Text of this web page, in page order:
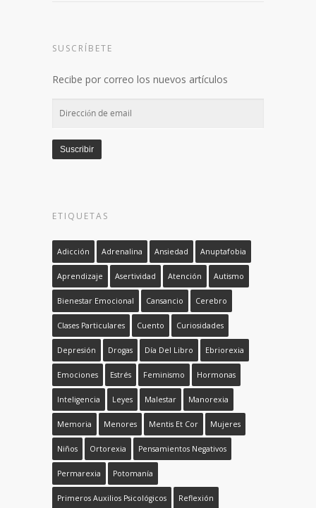
SUSCRÍBETE
Recibe por correo los nuevos artículos
Dirección
email
Suscribir
ETIQUETAS
Adicción Adrenalina Ansiedad Anuptafobia
Aprendizaje Asertividad Atención Autismo
Bienestar Emocional Cansancio Cerebro
Clases Particulares Cuento Curiosidades
Depresión Drogas Día Del Libro Ebriorexia
Emociones Estrés Feminismo Hormonas
Inteligencia Leyes Malestar Manorexia
Memoria Menores Mentis Et Cor Mujeres
Niños Ortorexia Pensamientos Negativos
Permarexia Potomanía
Primeros Auxilios Psicológicos Reflexión